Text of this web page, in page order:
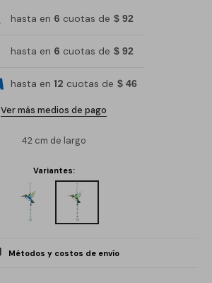
hasta en 6 cuotas de $ 92
hasta en 6 cuotas de $ 92
hasta en 12 cuotas de $ 46
Ver más medios de pago
42 cm de largo
Variantes:
Métodos y costos de envío